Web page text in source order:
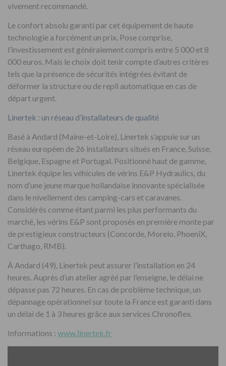
vivement recommandé.
Le confort absolu garanti par cet équipement de haute
technologie a forcément un prix. Pose comprise,
l’investissement est généralement compris entre 5 000 et 8
000 euros. Mais le choix doit tenir compte d’autres critères
tels que la présence de sécurités intégrées évitant de
déformer la structure ou de repli automatique en cas de
départ urgent.
Linertek : un réseau d’installateurs de qualité
Basé à Andard (Maine-et-Loire), Linertek s’appuie sur un
réseau européen de 26 installateurs situés en France, Suisse,
Belgique, Espagne et Portugal. Positionné haut de gamme,
Linertek équipe les véhicules de vérins E&P Hydraulics, du
nom d’une jeune marque hollandaise innovante spécialisée
dans le nivellement des camping-cars et caravanes.
Considérés comme étant parmi les plus performants du
marché, les vérins E&P sont proposés en première monte par
de prestigieux constructeurs (Concorde, Morelo, PhoeniX,
Carthago, RMB).
À Andard (49), Linertek peut assurer l’installation en 24
heures. Auprès d’un atelier agréé par l’enseigne, le délai ne
dépasse pas 72 heures. En cas de problème technique, un
dépannage opérationnel sur toute la France est garanti dans
un délai de 1 à 3 heures grâce aux services Chronoflex.
Informations : www.linertek.fr